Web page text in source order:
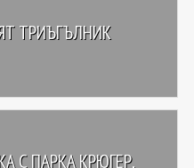
ТРИЪГЪЛНИК
С ПАРКА КРЮГЕР,